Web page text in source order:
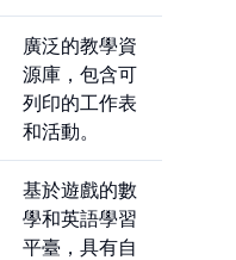
廣泛的教學資
源庫，包含可
列印的工作表
和活動。
基於遊戲的數
學和英語學習
平臺，具有自